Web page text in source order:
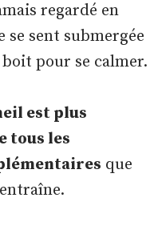
regardé en
se sent submergée
pour se calmer.
est plus
tous les
que